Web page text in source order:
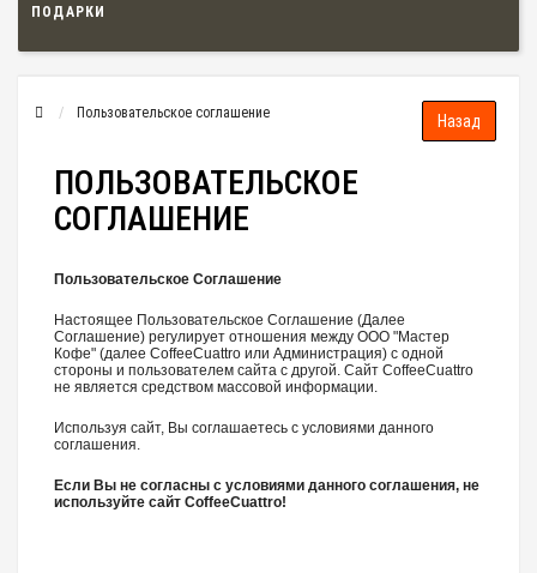
ПОДАРКИ
Пользовательское соглашение
ПОЛЬЗОВАТЕЛЬСКОЕ
СОГЛАШЕНИЕ
Пользовательское Соглашение
Настоящее Пользовательское Соглашение (Далее
Соглашение) регулирует отношения между ООО "Мастер
Кофе" (далее CoffeeCuattro или Администрация) с одной
стороны и пользователем сайта с другой. Сайт CoffeeCuattro
не является средством массовой информации.
Используя сайт, Вы соглашаетесь с условиями данного
соглашения.
Если Вы не согласны с условиями данного соглашения, не
используйте сайт CoffeeCuattro!